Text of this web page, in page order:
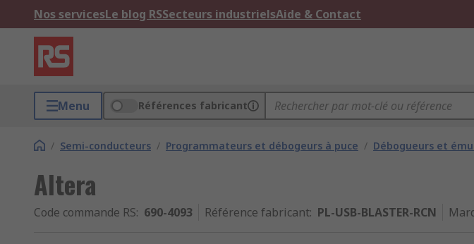
Nos servicesLe blog RSSecteurs industrielsAide & Contact
Menu Références fabricant
/ Semi-conducteurs / Programmateurs et débogeurs à puce / Débogueurs et
Altera
Code commande RS: 690-4093 Référence fabricant: PL-USB-BLASTER-RCN